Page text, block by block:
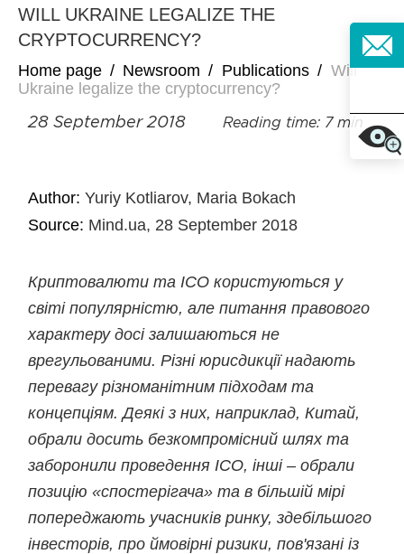
WILL UKRAINE LEGALIZE THE
CRYPTOCURRENCY?
Home page / Newsroom / Publications / Will
Ukraine legalize the cryptocurrency?
28 September 2018 Reading time: 7 min
Author:Yuriy Kotliarov, Maria Bokach
Source: Mind.ua, 28 September 2018
Криптовалюти та ICO користуються у
світі популярністю, але питання правового
характеру досі залишаються не
врегульованими. Різні юрисдикції надають
перевагу різноманітним підходам та
концепціям. Деякі з них, наприклад, Китай,
обрали досить безкомпромісний шлях та
заборонили проведення ICO, інші – обрали
позицію «cпостерігача» та в більшій мірі
попереджають учасників ринку, здебільшого
інвесторів, про ймовірні ризики, пов'язані із